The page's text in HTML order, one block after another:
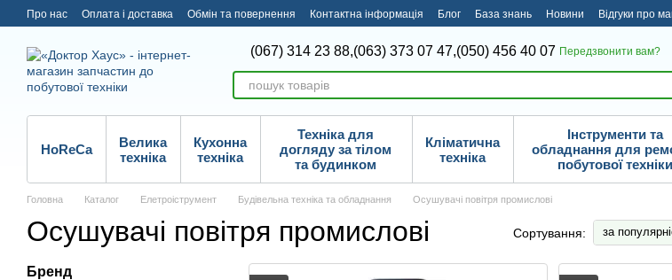
Перейти до основного контенту
Про нас Оплата і доставка Обмін та повернення Контактна інформація Блог База знань Новини Відгуки про
(067) 314 23 88,(063) 373 07 47,(050) 456 40 07 Передзвонити вам?
HoReCa
Велика
техніка
Кухонна
техніка
Техніка для
догляду за тілом
та будинком
Кліматична
техніка
Інструменти та
обладнання для
побутової техніки
Головна Каталог Елетроіструмент Будівельна техніка та обладнання Осушувачі повітря промислові
Осушувачі повітря промислові Сортування: за
Бренд